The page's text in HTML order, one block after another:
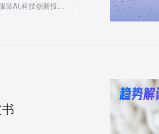
知衣科技,CHIC中国国际服装服饰博览会,上海国家会展中心,AI大数据,服装AI,科技创新投融资生态峰会,数据分析师,知衣,知款,抖衣,美念,知小红,海外探款,DF设计工作站